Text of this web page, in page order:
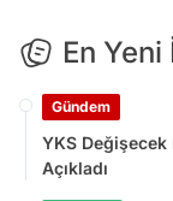
En
Gündem
YKS
Açıkladı